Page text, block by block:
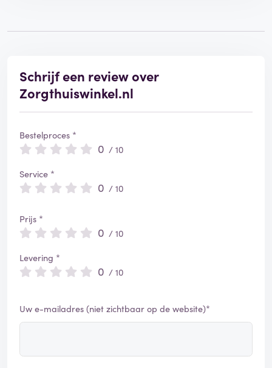
i
r
d
Schrijf een review over
Zorgthuiswinkel.nl
Bestelproces *
0 / 10
Service *
0 / 10
Prijs *
0 / 10
Levering *
0 / 10
Uw e-mailadres (niet zichtbaar op de website)*